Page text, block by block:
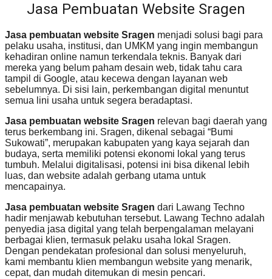
Jasa Pembuatan Website Sragen
Jasa pembuatan website Sragen menjadi solusi bagi para
pelaku usaha, institusi, dan UMKM yang ingin membangun
kehadiran online namun terkendala teknis. Banyak dari
mereka yang belum paham desain web, tidak tahu cara
tampil di Google, atau kecewa dengan layanan web
sebelumnya. Di sisi lain, perkembangan digital menuntut
semua lini usaha untuk segera beradaptasi.
Jasa pembuatan website Sragen relevan bagi daerah yang
terus berkembang ini. Sragen, dikenal sebagai “Bumi
Sukowati”, merupakan kabupaten yang kaya sejarah dan
budaya, serta memiliki potensi ekonomi lokal yang terus
tumbuh. Melalui digitalisasi, potensi ini bisa dikenal lebih
luas, dan website adalah gerbang utama untuk
mencapainya.
Jasa pembuatan website Sragen dari Lawang Techno
hadir menjawab kebutuhan tersebut. Lawang Techno adalah
penyedia jasa digital yang telah berpengalaman melayani
berbagai klien, termasuk pelaku usaha lokal Sragen.
Dengan pendekatan profesional dan solusi menyeluruh,
kami membantu klien membangun website yang menarik,
cepat, dan mudah ditemukan di mesin pencari.